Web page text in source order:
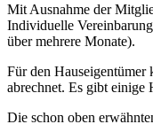
Mit Ausnahme der
Individuelle
über mehrere Monate).
Für den Hauseigentümer
abrechnet. Es gibt einige
Die schon oben